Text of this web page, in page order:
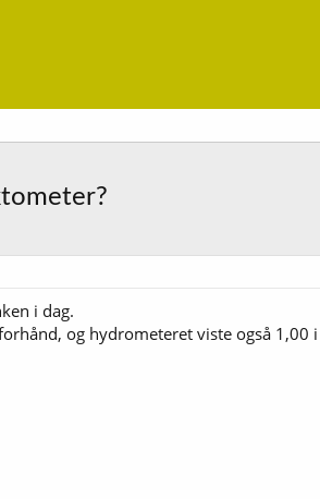
i dag.
og hydrometeret viste også 1,00